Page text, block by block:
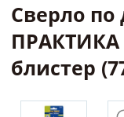
Сверло по
ПРАКТИКА
блистер